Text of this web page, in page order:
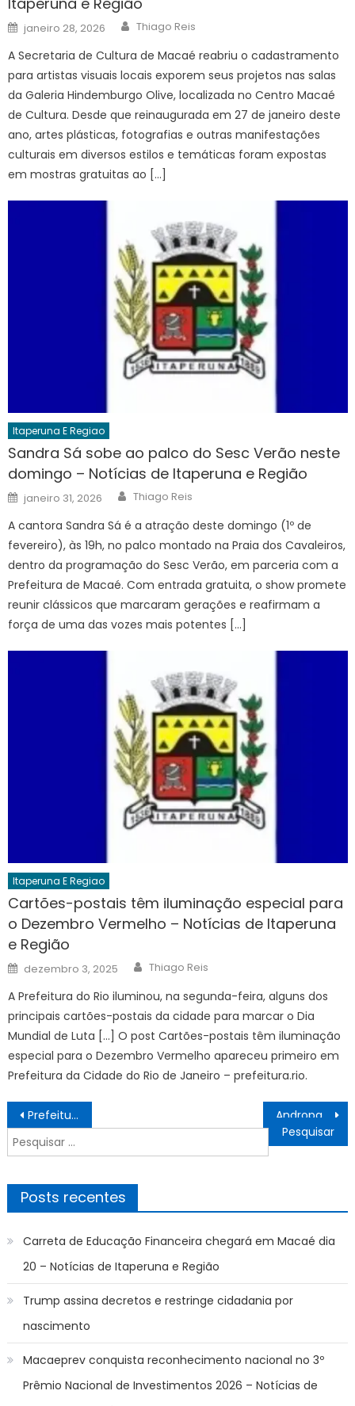
Posted
on
janeiro 28, 2026 Author
Thiago Reis
A Secretaria de Cultura de Macaé reabriu o cadastramento
para artistas visuais locais exporem seus projetos nas salas
da Galeria Hindemburgo Olive, localizada no Centro Macaé
de Cultura. Desde que reinaugurada em 27 de janeiro deste
ano, artes plásticas, fotografias e outras manifestações
culturais em diversos estilos e temáticas foram expostas
em mostras gratuitas ao […]
Itaperuna E Regiao
Sandra Sá sobe ao palco do Sesc Verão neste
domingo – Notícias de Itaperuna e Região
Posted
on
janeiro 31, 2026 Author
Thiago Reis
A cantora Sandra Sá é a atração deste domingo (1º de
fevereiro), às 19h, no palco montado na Praia dos Cavaleiros,
dentro da programação do Sesc Verão, em parceria com a
Prefeitura de Macaé. Com entrada gratuita, o show promete
reunir clássicos que marcaram gerações e reafirmam a
força de uma das vozes mais potentes […]
Itaperuna E Regiao
Cartões-postais têm iluminação especial para
o Dezembro Vermelho – Notícias de Itaperuna
e Região
Posted
on
dezembro 3, 2025 Author
Thiago Reis
A Prefeitura do Rio iluminou, na segunda-feira, alguns dos
principais cartões-postais da cidade para marcar o Dia
Mundial de Luta […] O post Cartões-postais têm iluminação
especial para o Dezembro Vermelho apareceu primeiro em
Prefeitura da Cidade do Rio de Janeiro – prefeitura.rio.
Navegação
de
Post
Prefeitura de Nova Iguaçu troca tampas e grelhas metálicas por peças de concreto para evitar furtos – Notícias de Itaperuna e Região
Pesquisar
por:
Posts recentes
Carreta de Educação Financeira chegará em Macaé dia
20 – Notícias de Itaperuna e Região
Trump assina decretos e restringe cidadania por
nascimento
Macaeprev conquista reconhecimento nacional no 3º
Prêmio Nacional de Investimentos 2026 – Notícias de